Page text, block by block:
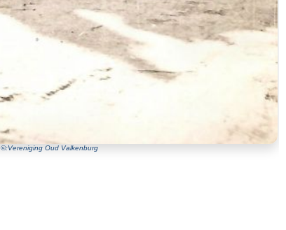
©:Vereniging Oud Valkenburg